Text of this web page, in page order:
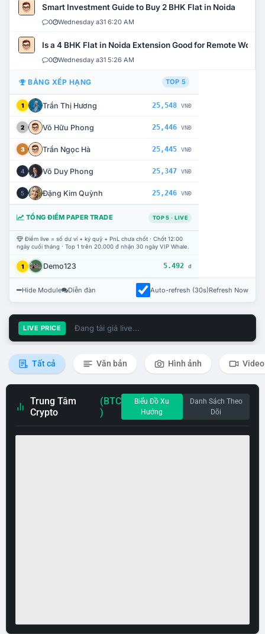
Smart Investment Guide to Buy 2 BHK Flat in Noida
0 Wednesday a31 6:20 AM
Is a 4 BHK Flat in Noida Extension Good for Remote Work?
0 Wednesday a31 5:26 AM
BẢNG XẾP HẠNG TOP 5
1 Trần Thị Hương 25,548 VNĐ
2 Võ Hữu Phong 25,446 VNĐ
3 Trần Ngọc Hà 25,445 VNĐ
4 Võ Duy Phong 25,347 VNĐ
5 Đặng Kim Quỳnh 25,246 VNĐ
TỔNG ĐIỂM PAPER TRADE TOP 5 · LIVE
Điểm live = số dư ví + ký quỹ + PnL chưa chốt · Chốt 12:00
ngày cuối tháng · Top 1 trên 20.000 đ nhận 30 ngày VIP Whale.
1 Demo123 5.492 đ
Hide Module Diễn đàn Auto-refresh (30s)Refresh Now
LIVE PRICE Đang tải giá live...
Tất cả Văn bản Hình ảnh Video
Trung Tâm
Crypto
(BTC
)
Biểu Đồ Xu
Hướng
Danh Sách Theo
Dõi